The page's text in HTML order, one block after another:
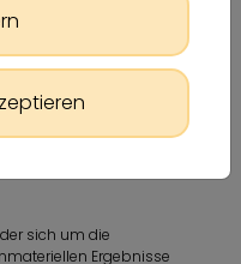
sich um die
Ergebnisse